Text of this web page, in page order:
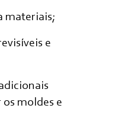
materiais;
e
moldes e